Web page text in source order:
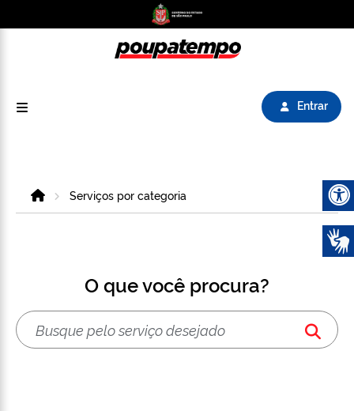
Entrar
HomeServiços por categoria
O que você procura?